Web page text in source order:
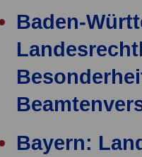
Baden-
Bayern: